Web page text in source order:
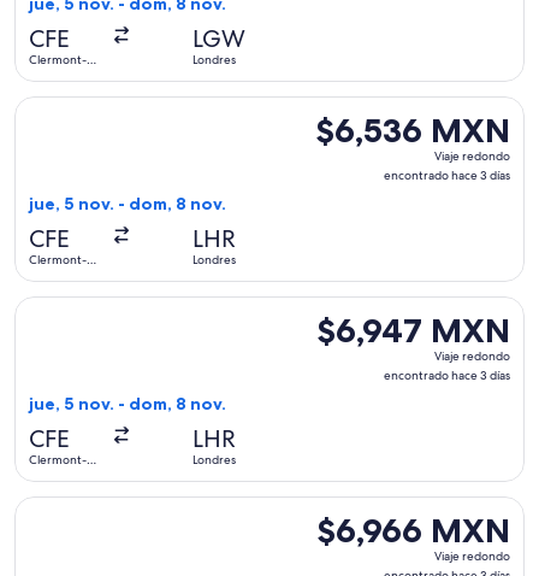
CFE
Clermont-
LGW
Londres
$6,536 MXN
Viaje
redondo,
$6,536 MXN
Viaje redondo
encontrado hace 3 días
jue, 5 nov. - dom, 8 nov.
CFE
Clermont-
LHR
Londres
Seleccionar vuelo de Air France, con salida el jue, 5 nov.
$6,947 MXN
Viaje
redondo,
$6,947 MXN
Viaje redondo
encontrado hace 3 días
jue, 5 nov. - dom, 8 nov.
CFE
Clermont-
LHR
Londres
Seleccionar vuelo de Air France, con salida el jue, 5 nov.
$6,966 MXN
Viaje
$6,966 MXN
Viaje redondo
Seleccionar vuelo de KLM, con salida el jue, 5 nov. desde